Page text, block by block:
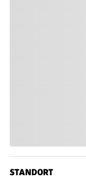
STANDORT